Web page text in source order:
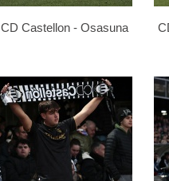
CD Castellon - Osasuna